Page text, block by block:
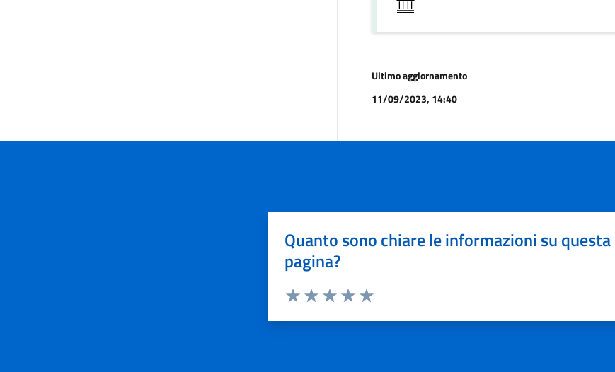
Ultimo aggiornamento
11/09/2023, 14:40
Quanto sono chiare le informazioni su questa
pagina?